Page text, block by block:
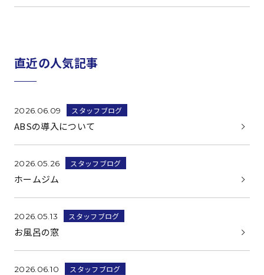
直近の人気記事
2026.06.09 スタッフブログ
ABSの導入について
2026.05.26 スタッフブログ
ホームジム
2026.05.13 スタッフブログ
お風呂の窓
2026.06.10 スタッフブログ